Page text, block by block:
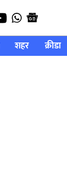
शहर क्रीडा